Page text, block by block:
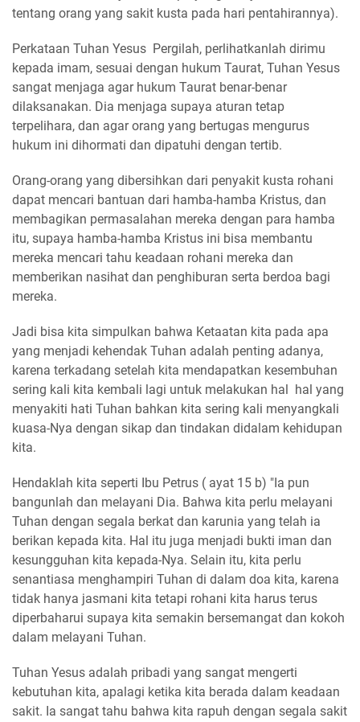
tentang orang yang sakit kusta pada hari pentahirannya).
Perkataan Tuhan Yesus Pergilah, perlihatkanlah dirimu
kepada imam, sesuai dengan hukum Taurat, Tuhan Yesus
sangat menjaga agar hukum Taurat benar-benar
dilaksanakan. Dia menjaga supaya aturan tetap
terpelihara, dan agar orang yang bertugas mengurus
hukum ini dihormati dan dipatuhi dengan tertib.
Orang-orang yang dibersihkan dari penyakit kusta rohani
dapat mencari bantuan dari hamba-hamba Kristus, dan
membagikan permasalahan mereka dengan para hamba
itu, supaya hamba-hamba Kristus ini bisa membantu
mereka mencari tahu keadaan rohani mereka dan
memberikan nasihat dan penghiburan serta berdoa bagi
mereka.
Jadi bisa kita simpulkan bahwa Ketaatan kita pada apa
yang menjadi kehendak Tuhan adalah penting adanya,
karena terkadang setelah kita mendapatkan kesembuhan
sering kali kita kembali lagi untuk melakukan hal hal yang
menyakiti hati Tuhan bahkan kita sering kali menyangkali
kuasa-Nya dengan sikap dan tindakan didalam kehidupan
kita.
Hendaklah kita seperti Ibu Petrus ( ayat 15 b) "Ia pun
bangunlah dan melayani Dia. Bahwa kita perlu melayani
Tuhan dengan segala berkat dan karunia yang telah ia
berikan kepada kita. Hal itu juga menjadi bukti iman dan
kesungguhan kita kepada-Nya. Selain itu, kita perlu
senantiasa menghampiri Tuhan di dalam doa kita, karena
tidak hanya jasmani kita tetapi rohani kita harus terus
diperbaharui supaya kita semakin bersemangat dan kokoh
dalam melayani Tuhan.
Tuhan Yesus adalah pribadi yang sangat mengerti
kebutuhan kita, apalagi ketika kita berada dalam keadaan
sakit. Ia sangat tahu bahwa kita rapuh dengan segala sakit